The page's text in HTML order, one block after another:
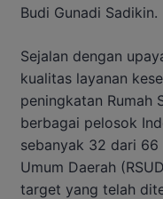
Budi Gunadi Sadikin.
Sejalan dengan
kualitas layanan
peningkatan Rumah
berbagai pelosok
sebanyak 32 dari 66
Umum Daerah
target yang telah